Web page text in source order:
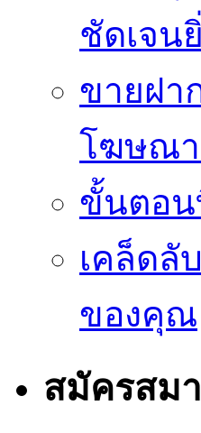
ชัดเจน
ขายฝา
โฆษณ
ขั้นตอน
เคล็ดลั
ของคุณ
สมัครสม